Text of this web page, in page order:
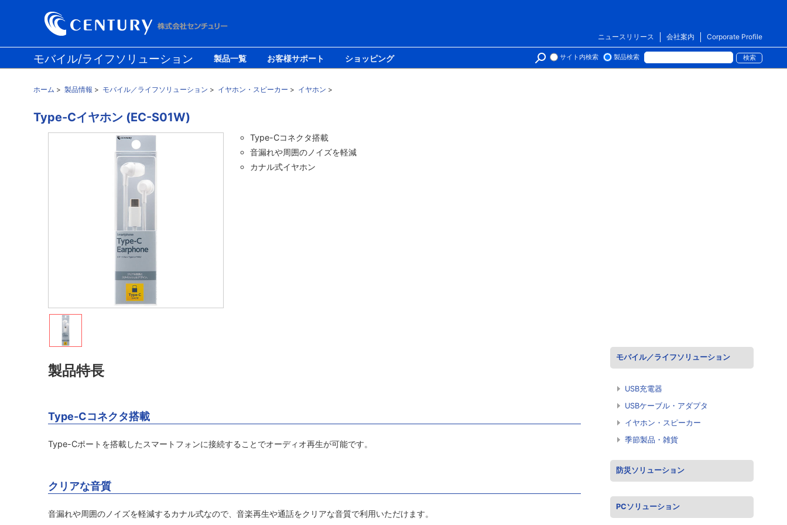
Corporate Profile
会社案内
ニュースリリース
モバイル/ライフソリューション 製品一覧 お客様サポート ショッピング サイト内検索 製品検索
ホーム > 製品情報 > モバイル／ライフソリューション > イヤホン・スピーカー > イヤホン >
Type-Cイヤホン (EC-S01W)
Type-Cコネクタ搭載
音漏れや周囲のノイズを軽減
カナル式イヤホン
製品特長
Type-Cコネクタ搭載
Type-Cポートを搭載したスマートフォンに接続することでオーディオ再生が可能です。
クリアな音質
音漏れや周囲のノイズを軽減するカナル式なので、音楽再生や通話をクリアな音質で利用いただけます。
モバイル／ライフソリューション
USB充電器
USBケーブル・アダプタ
イヤホン・スピーカー
季節製品・雑貨
防災ソリューション
PCソリューション